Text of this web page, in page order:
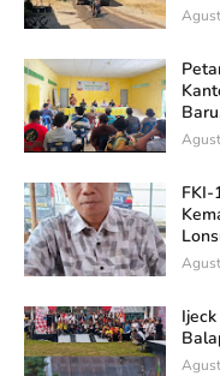
FKI-